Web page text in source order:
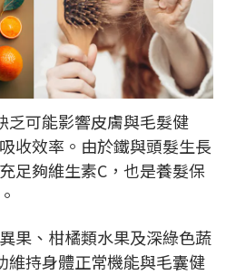
乏可能影響皮膚與毛髮健
收效率。由於鐵與頭髮生長
足夠維生素C，也是養髮保
果、柑橘類水果及深綠色蔬
維持身體正常機能與毛囊健